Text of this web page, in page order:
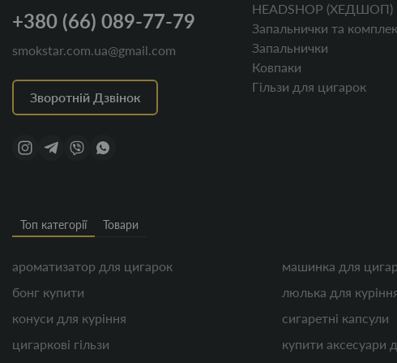
+380 (66) 089-77-79
smokstar.com.ua@gmail.com
Зворотній Дзвінок
HEADSHOP (ХЕДШОП)
Запальнички та
Запальнички
Ковпаки
Гільзи для цигарок
Топ категорії Товари
ароматизатор для цигарок
бонг купити
конуси для куріння
цигаркові гільзи
машинка для
люлька для
сигаретні капсули
купити аксесуари